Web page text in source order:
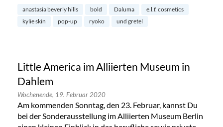
anastasia beverly hills bold Daluma
e.l.f. cosmetics
kylie skin
pop-up ryoko und gretel
Little America im Alliierten Museum in
Dahlem
Wochenende, 19. Februar 2020
Am kommenden Sonntag, den 23. Februar, kannst Du
bei der Sonderausstellung im Alliierten Museum Berlin